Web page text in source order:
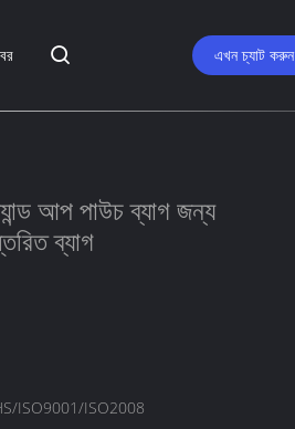
এখন চ্যাট করুন
আপ পাউচ ব্যাগ জন্য
ব্যাগ
ISO9001/ISO2008